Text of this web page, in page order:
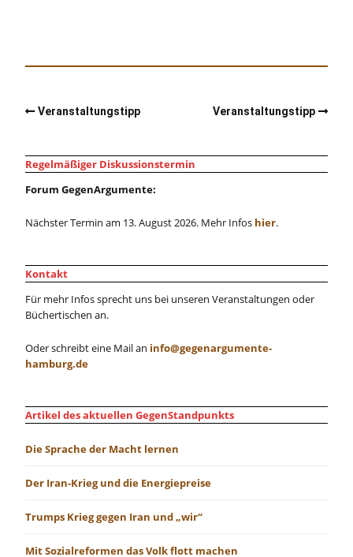
Veranstaltungstipp Veranstaltungstipp
Regelmäßiger Diskussionstermin
Forum GegenArgumente:
Nächster Termin am 13. August 2026. Mehr Infos hier.
Kontakt
Für mehr Infos sprecht uns bei unseren Veranstaltungen oder
Büchertischen an.
Oder schreibt eine Mail an info@gegenargumente-
hamburg.de
Artikel des aktuellen GegenStandpunkts
Die Sprache der Macht lernen
Der Iran-Krieg und die Energiepreise
Trumps Krieg gegen Iran und „wir“
Mit Sozialreformen das Volk flott machen